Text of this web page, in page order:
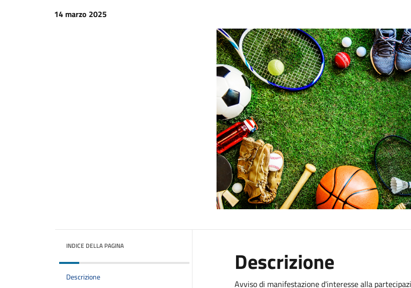
14 marzo 2025
INDICE DELLA PAGINA
Descrizione
Descrizione
Avviso di manifestazione d'interesse alla